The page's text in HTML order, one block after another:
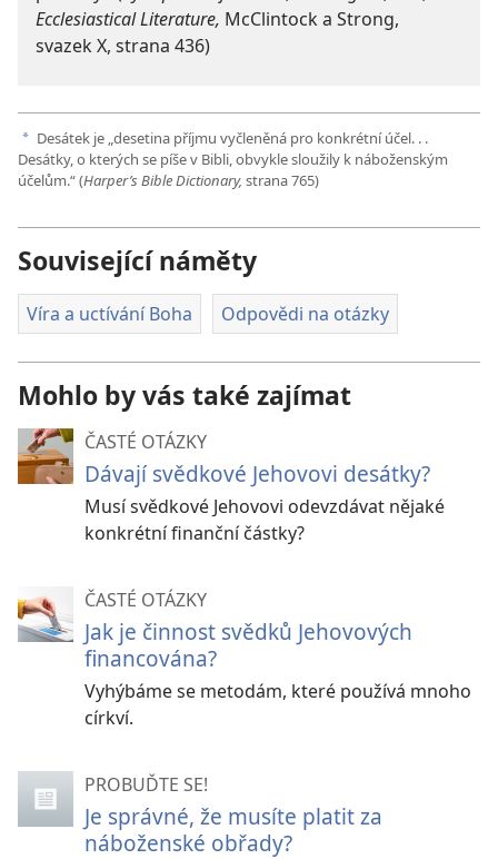
Ecclesiastical Literature, McClintock a Strong,
svazek X, strana 436)
a Desátek je „desetina příjmu vyčleněná pro konkrétní účel. . .
Desátky, o kterých se píše v Bibli, obvykle sloužily k náboženským
účelům.“ (Harper’s Bible Dictionary, strana 765)
Související náměty
Víra a uctívání Boha Odpovědi na otázky
Mohlo by vás také zajímat
ČASTÉ OTÁZKY
Dávají svědkové Jehovovi desátky?
Musí svědkové Jehovovi odevzdávat nějaké
konkrétní finanční částky?
ČASTÉ OTÁZKY
Jak je činnost svědků Jehovových
financována?
Vyhýbáme se metodám, které používá mnoho
církví.
PROBUĎTE SE!
Je správné, že musíte platit za
náboženské obřady?